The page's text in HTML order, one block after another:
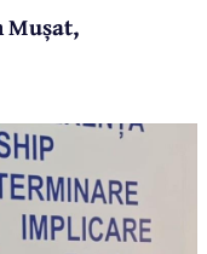
Mușat,